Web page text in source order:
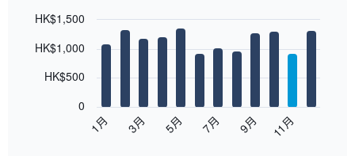
chart
graphic.
1月 3月 5月 7月 9月 11月
0
HK$500
HK$1,000
HK$1,500